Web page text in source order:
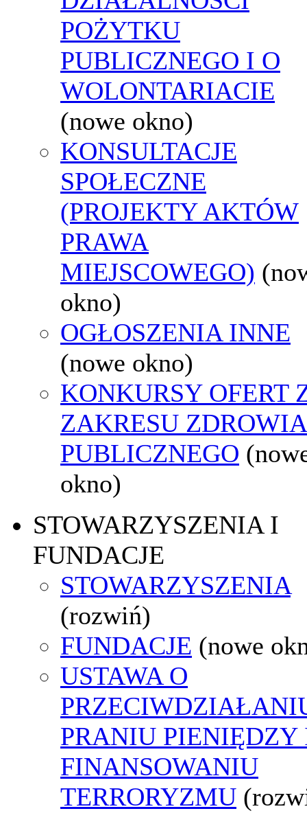
POŻYTKU
PUBLICZNEGO I O
WOLONTARIACIE
(nowe okno)
KONSULTACJE
SPOŁECZNE
(PROJEKTY AKTÓW
PRAWA
MIEJSCOWEGO)
okno)
OGŁOSZENIA INNE
(nowe okno)
KONKURSY OFERT
ZAKRESU ZDROWIA
PUBLICZNEGO
okno)
STOWARZYSZENIA I
FUNDACJE
STOWARZYSZENIA
(rozwiń)
FUNDACJE (nowe
USTAWA O
PRANIU PIENIĘDZY
FINANSOWANIU
TERRORYZMU